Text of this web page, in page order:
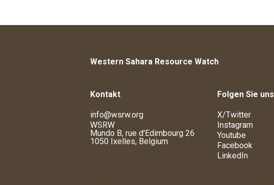
Western Sahara Resource Watch
Kontakt
info@wsrw.org
WSRW
Mundo B, rue d'Edimbourg 26
1050 Ixelles, Belgium
Folgen Sie uns
X/Twitter
Instagram
Youtube
Facebook
LinkedIn